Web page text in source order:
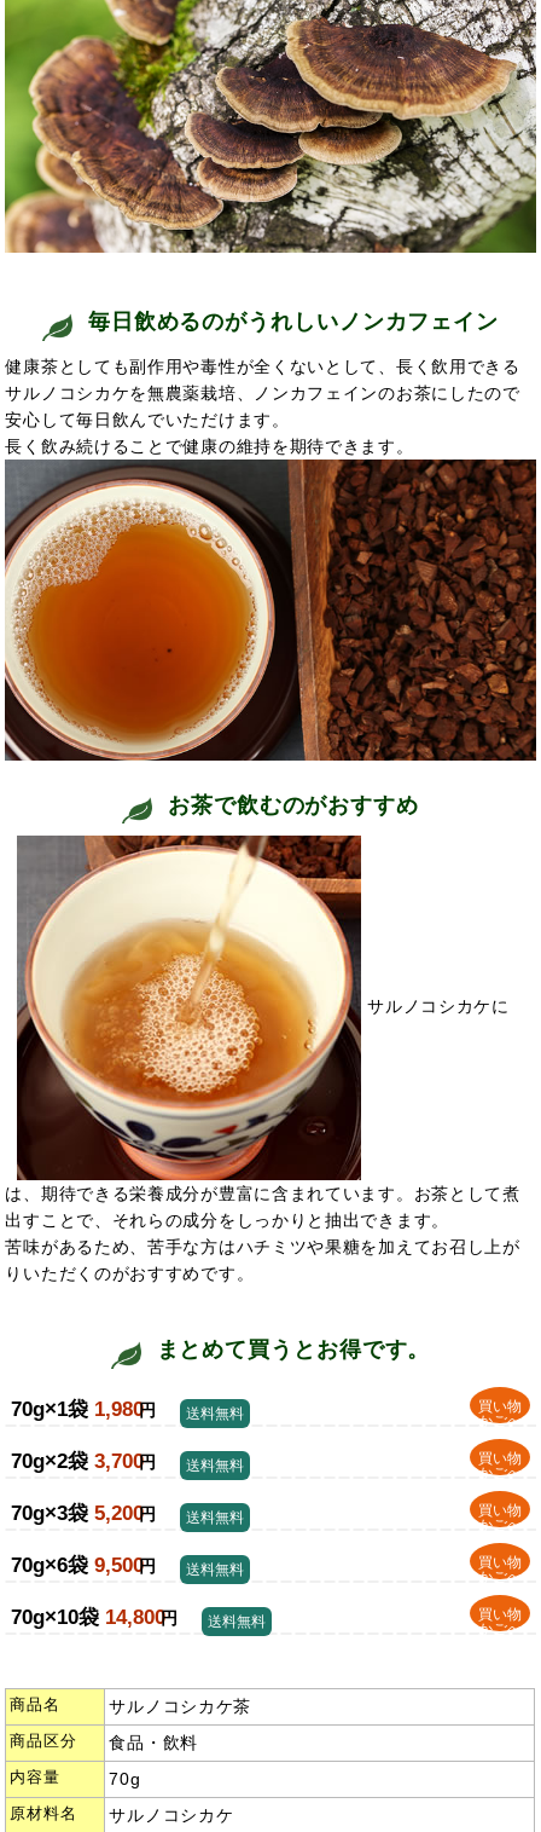
毎日飲めるのがうれしいノンカフェイン
健康茶としても副作用や毒性が全くないとして、長く飲用できる
サルノコシカケを無農薬栽培、ノンカフェインのお茶にしたので
安心して毎日飲んでいただけます。
長く飲み続けることで健康の維持を期待できます。
お茶で飲むのがおすすめ
サルノコシカケに
は、 期待できる栄養成分が豊富に含まれています。お茶として煮
出すことで、それらの成分をしっかりと抽出できます。
苦味があるため、苦手な方はハチミツや果糖を加えてお召し上が
りいただくのがおすすめです。
まとめて買うとお得です。
70g×1袋 1,980円
買い物
かごへ
送料無料
70g×2袋 3,700円
買い物
かごへ
送料無料
70g×3袋 5,200円
買い物
かごへ
送料無料
70g×6袋 9,500円
買い物
かごへ
送料無料
70g×10袋 14,800円
買い物
かごへ
送料無料
商品名 サルノコシカケ茶
商品区分 食品・飲料
内容量 70g
原材料名 サルノコシカケ